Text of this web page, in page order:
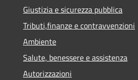
Giustizia e sicurezza pubblica
Tributi,finanze e contravvenzioni
Ambiente
Salute, benessere e assistenza
Autorizzazioni